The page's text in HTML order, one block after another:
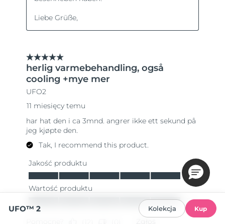
UFO™ 2 Kolekcja Kup